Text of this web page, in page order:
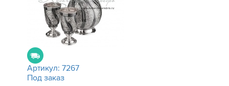
Артикул: 7267
Под заказ